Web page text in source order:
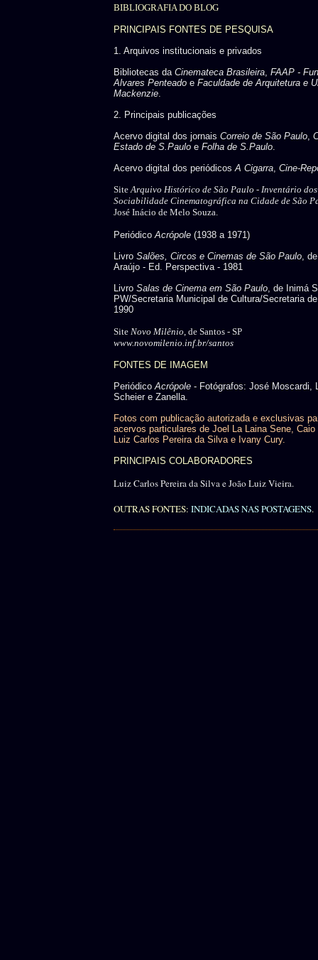
BIBLIOGRAFIA DO BLOG
PRINCIPAIS FONTES DE PESQUISA
1. Arquivos institucionais e privados
Bibliotecas da Cinemateca Brasileira, FAAP -
Alvares Penteado e Faculdade de Arquitetura e
Mackenzie.
2. Principais publicações
Acervo digital dos jornais Correio de São Paulo,
Estado de S.Paulo e Folha de S.Paulo.
Acervo digital dos periódicosA Cigarra, Cine-
SiteArquivo Histórico de São Paulo - Inventário dos
Sociabilidade Cinematográfica na Cidade de São
José Inácio de Melo Souza.
PeriódicoAcrópole (1938 a 1971)
Livro Salões, Circos e Cinemas de São Paulo,
Araújo - Ed. Perspectiva - 1981
Livro Salas de Cinema em São Paulo, de Inimá
PW/Secretaria Municipal de Cultura/Secretaria
1990
Site Novo Milênio, de Santos - SP
www.novomilenio.inf.br/santos
FONTES DE IMAGEM
PeriódicoAcrópole - Fotógrafos: José Moscardi,
Scheier e Zanella.
Fotos com publicação autorizada e exclusivas
acervos particulares de Joel La Laina Sene, Caio
Luiz Carlos Pereira da Silva e Ivany Cury.
PRINCIPAIS COLABORADORES
Luiz Carlos Pereira da Silva e João Luiz Vieira.
OUTRAS FONTES: INDICADAS NAS POSTAGENS.